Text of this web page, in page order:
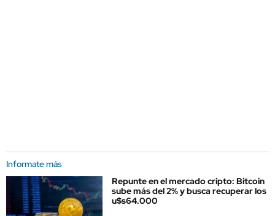
Informate más
Repunte en el mercado cripto: Bitcoin
sube más del 2% y busca recuperar los
u$s64.000